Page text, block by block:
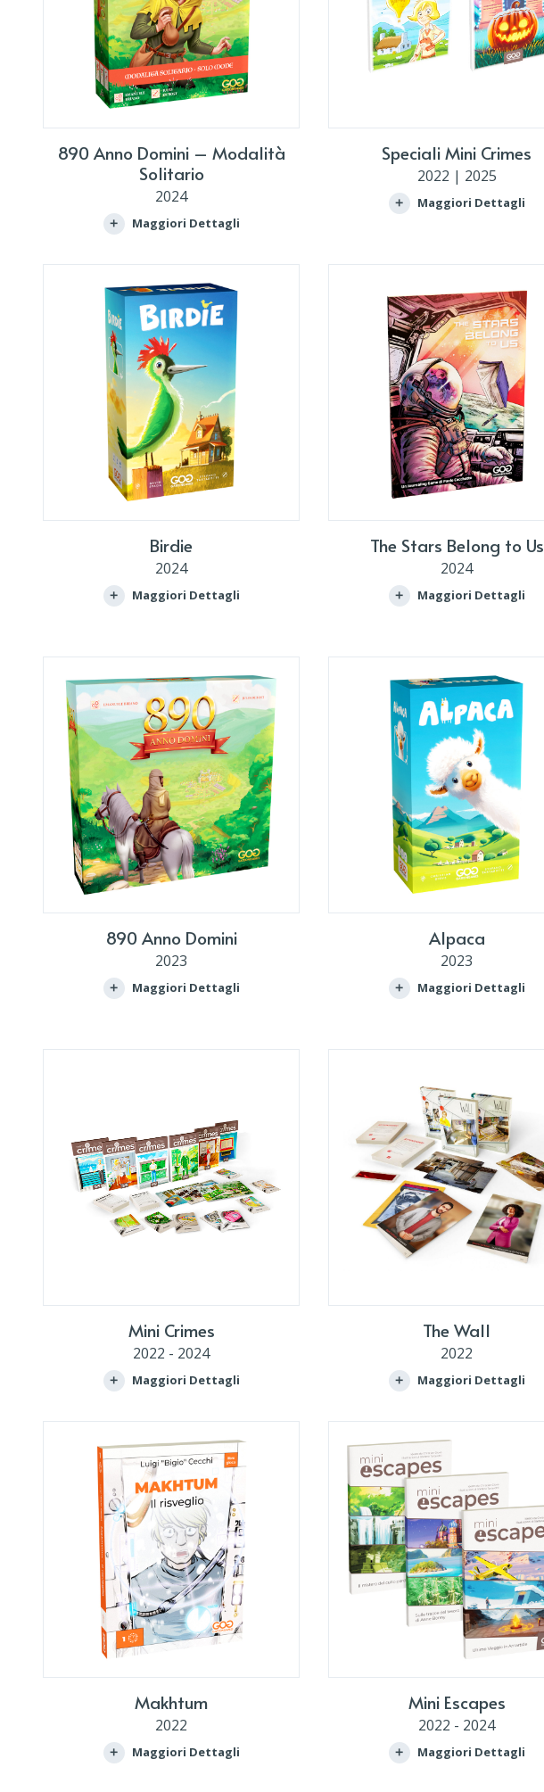
890 Anno Domini – Modalità
Solitario
2024
Maggiori Dettagli
Speciali Mini Crimes
2022 | 2025
Maggiori Dettagli
Birdie
2024
Maggiori Dettagli
The Stars Belong to Us
2024
Maggiori Dettagli
890 Anno Domini
2023
Maggiori Dettagli
Alpaca
2023
Maggiori Dettagli
Mini Crimes
2022 - 2024
Maggiori Dettagli
The Wall
2022
Maggiori Dettagli
Makhtum
2022
Maggiori Dettagli
Mini Escapes
2022 - 2024
Maggiori Dettagli